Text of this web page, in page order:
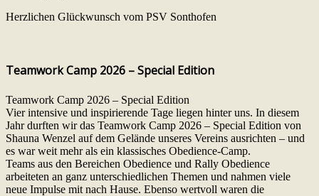
Herzlichen Glückwunsch vom PSV Sonthofen
Teamwork Camp 2026 – Special Edition
Teamwork Camp 2026 – Special Edition
Vier intensive und inspirierende Tage liegen hinter uns. In diesem
Jahr durften wir das Teamwork Camp 2026 – Special Edition von
Shauna Wenzel auf dem Gelände unseres Vereins ausrichten – und
es war weit mehr als ein klassisches Obedience-Camp.
Teams aus den Bereichen Obedience und Rally Obedience
arbeiteten an ganz unterschiedlichen Themen und nahmen viele
neue Impulse mit nach Hause. Ebenso wertvoll waren die